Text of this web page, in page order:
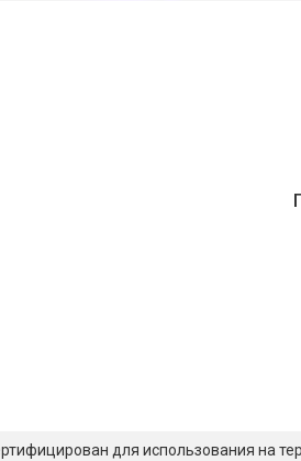
для использования на